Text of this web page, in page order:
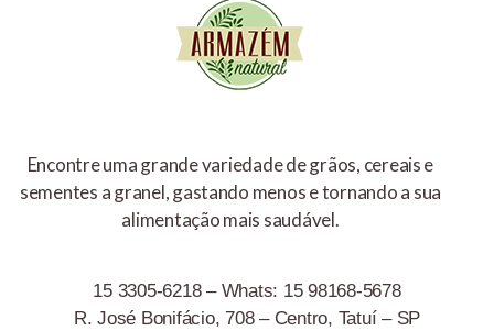
Encontre uma grande variedade de grãos, cereais e
sementes a granel, gastando menos e tornando a sua
alimentação mais saudável.
15 3305-6218 – Whats: 15 98168-5678
R. José Bonifácio, 708 – Centro, Tatuí – SP